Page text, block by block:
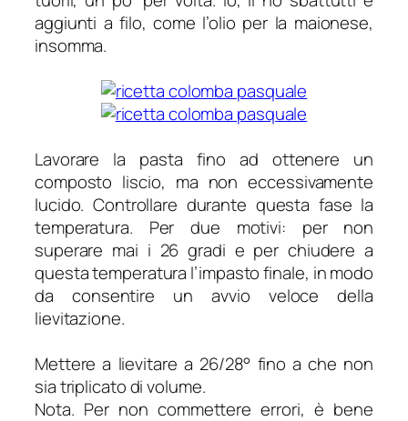
aggiunti a filo, come l’olio per la maionese,
insomma.
Lavorare la pasta fino ad ottenere un
composto liscio, ma non eccessivamente
lucido. Controllare durante questa fase la
temperatura. Per due motivi: per non
superare mai i 26 gradi e per chiudere a
questa temperatura l’impasto finale, in modo
da consentire un avvio veloce della
lievitazione.
Mettere a lievitare a 26/28° fino a che non
sia triplicato di volume.
Nota. Per non commettere errori, è bene